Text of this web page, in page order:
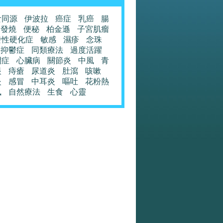
源 伊波拉 癌症 乳癌
腸
發燒
便秘 柏金遜
子宮肌瘤
硬化症
敏感 濕疹
念珠
抑鬱症
同類療法
過度活躍
心臟病 關節炎 中風
青
痔瘡 尿道炎 肚瀉
咳嗽
感冒 中耳炎 嘔吐
花粉熱
自然療法 生食 心靈